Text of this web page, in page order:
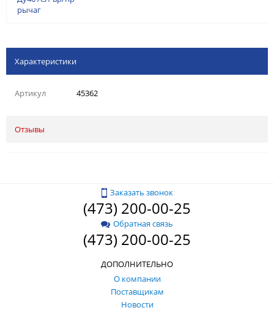
рычаг
Характеристики
Артикул 45362
Отзывы
Заказать звонок
(473) 200-00-25
Обратная связь
(473) 200-00-25
ДОПОЛНИТЕЛЬНО
О компании
Поставщикам
Новости